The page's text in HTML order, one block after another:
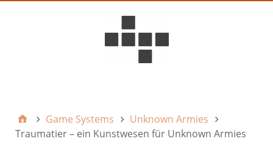
Game Systems
Unknown Armies
Traumatier – ein Kunstwesen für Unknown Armies